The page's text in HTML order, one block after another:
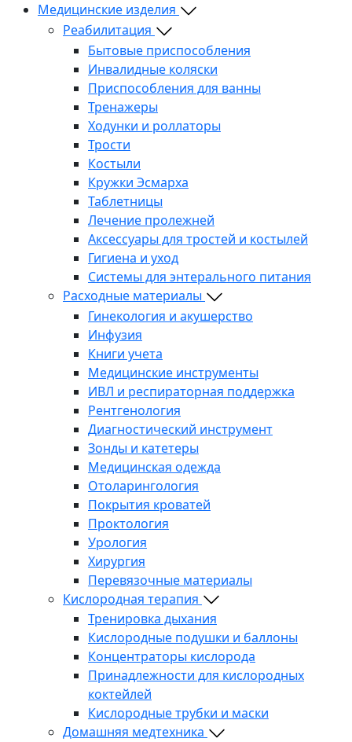
Медицинские изделия
Реабилитация
Бытовые приспособления
Инвалидные коляски
Приспособления для ванны
Тренажеры
Ходунки и роллаторы
Трости
Костыли
Кружки Эсмарха
Таблетницы
Лечение пролежней
Аксессуары для тростей и костылей
Гигиена и уход
Системы для энтерального питания
Расходные материалы
Гинекология и акушерство
Инфузия
Книги учета
Медицинские инструменты
ИВЛ и респираторная поддержка
Рентгенология
Диагностический инструмент
Зонды и катетеры
Медицинская одежда
Отоларингология
Покрытия кроватей
Проктология
Урология
Хирургия
Перевязочные материалы
Кислородная терапия
Тренировка дыхания
Кислородные подушки и баллоны
Концентраторы кислорода
Принадлежности для кислородных
коктейлей
Кислородные трубки и маски
Домашняя медтехника